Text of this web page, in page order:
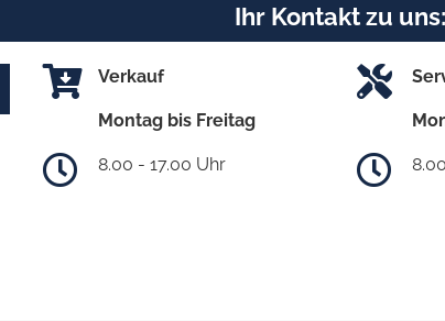
Ihr Kontakt zu uns:
Verkauf
Montag bis Freitag
8.00 - 17.00 Uhr